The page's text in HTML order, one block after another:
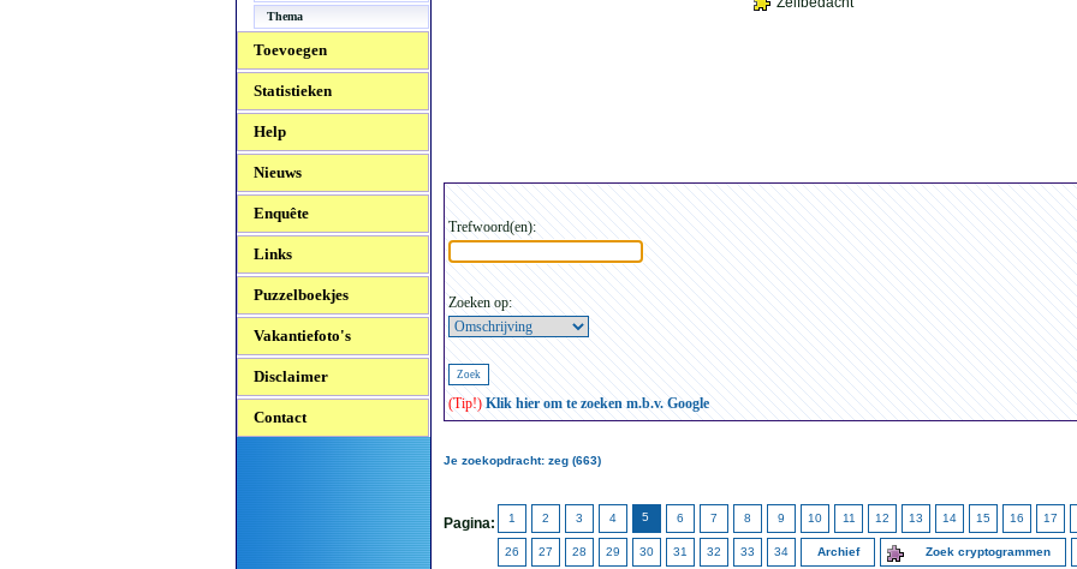
Thema
Toevoegen
Statistieken
Help
Nieuws
Enquête
Links
Puzzelboekjes
Vakantiefoto's
Disclaimer
Contact
Trefwoord(en):
Zoeken op:
(Tip!) Klik hier om te zoeken m.b.v. Google
Je zoekopdracht: zeg (663)
Pagina: 1 2 3 4 5 6 7 8 9 10 11 12 13 14 15 16 17
26 27 28 29 30 31 32 33 34 Archief Zoek cryptogrammen